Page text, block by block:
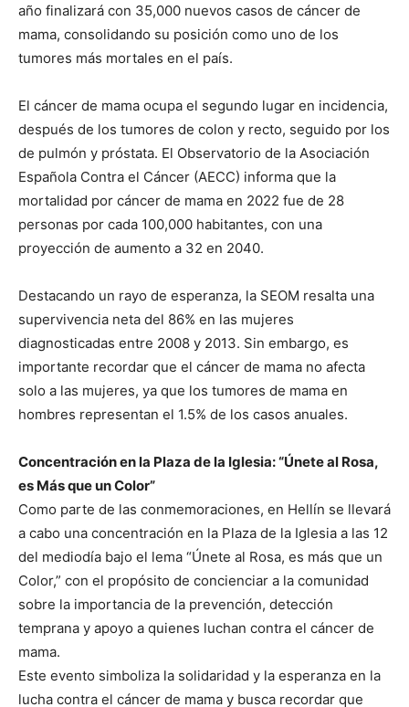
año finalizará con 35,000 nuevos casos de cáncer de
mama, consolidando su posición como uno de los
tumores más mortales en el país.
El cáncer de mama ocupa el segundo lugar en incidencia,
después de los tumores de colon y recto, seguido por los
de pulmón y próstata. El Observatorio de la Asociación
Española Contra el Cáncer (AECC) informa que la
mortalidad por cáncer de mama en 2022 fue de 28
personas por cada 100,000 habitantes, con una
proyección de aumento a 32 en 2040.
Destacando un rayo de esperanza, la SEOM resalta una
supervivencia neta del 86% en las mujeres
diagnosticadas entre 2008 y 2013. Sin embargo, es
importante recordar que el cáncer de mama no afecta
solo a las mujeres, ya que los tumores de mama en
hombres representan el 1.5% de los casos anuales.
Concentración en la Plaza de la Iglesia: “Únete al Rosa,
es Más que un Color”
Como parte de las conmemoraciones, en Hellín se llevará
a cabo una concentración en la Plaza de la Iglesia a las 12
del mediodía bajo el lema “Únete al Rosa, es más que un
Color,” con el propósito de concienciar a la comunidad
sobre la importancia de la prevención, detección
temprana y apoyo a quienes luchan contra el cáncer de
mama.
Este evento simboliza la solidaridad y la esperanza en la
lucha contra el cáncer de mama y busca recordar que